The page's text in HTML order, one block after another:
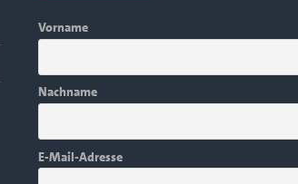
Vorname
Nachname
E-Mail-Adresse